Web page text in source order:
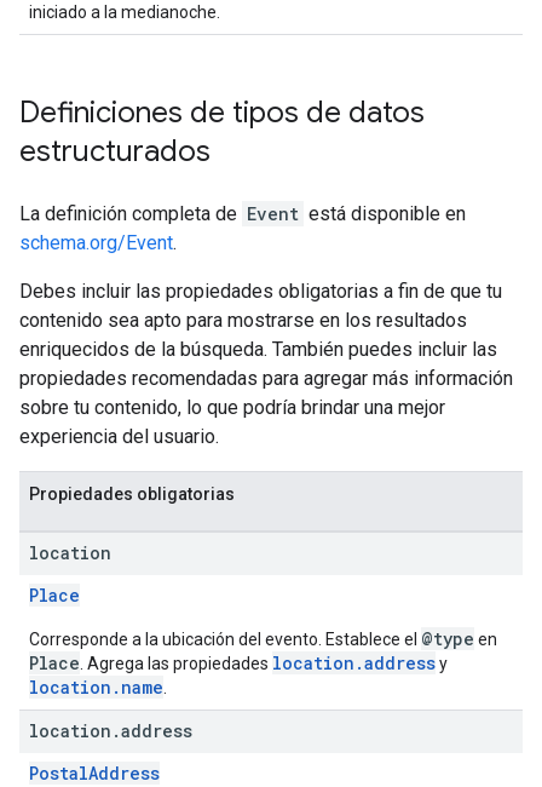
iniciado a la medianoche.
Definiciones de tipos de datos
estructurados
La definición completa de Event está disponible en
schema.org/Event.
Debes incluir las propiedades obligatorias a fin de que tu
contenido sea apto para mostrarse en los resultados
enriquecidos de la búsqueda. También puedes incluir las
propiedades recomendadas para agregar más información
sobre tu contenido, lo que podría brindar una mejor
experiencia del usuario.
Propiedades obligatorias
location
Place
Corresponde a la ubicación del evento. Establece el @type en
Place . Agrega las propiedades location.addressy
location.name
location .address
PostalAddress